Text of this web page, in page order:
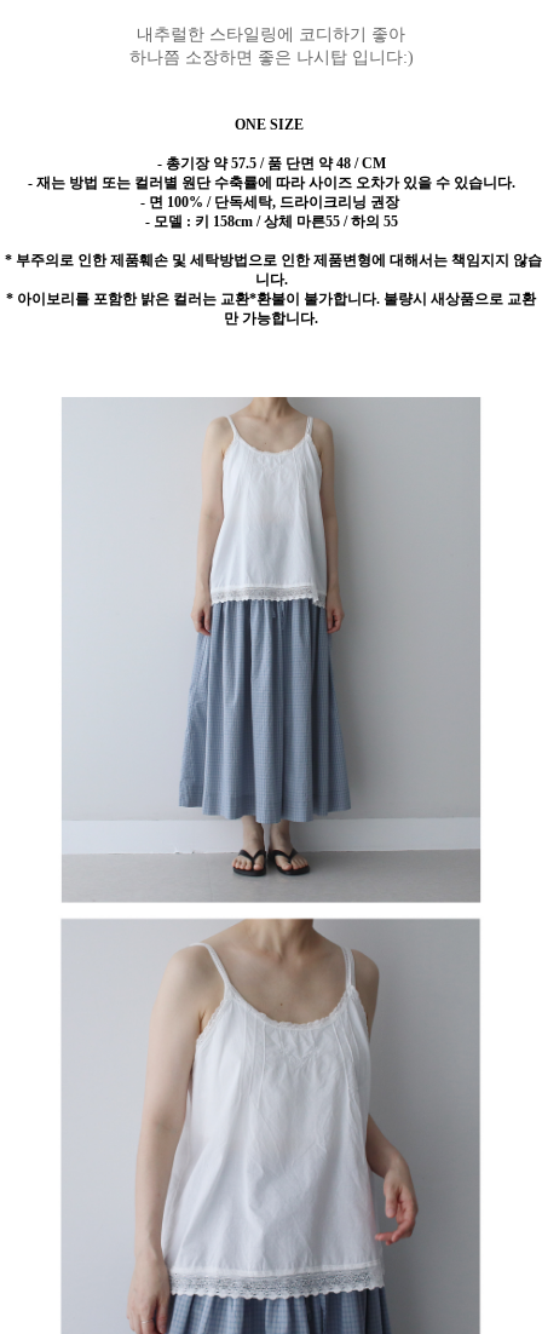
내추럴한 스타일링에 코디하기 좋아
하나쯤 소장하면 좋은 나시탑 입니다:)
ONE SIZE
- 총기장 약 57.5 / 품 단면 약 48 / CM
- 재는 방법 또는 컬러별 원단 수축률에 따라 사이즈 오차가 있을 수 있습니다.
- 면 100% / 단독세탁, 드라이크리닝 권장
- 모델 : 키 158cm / 상체 마른55 / 하의 55
* 부주의로 인한 제품훼손 및 세탁방법으로 인한 제품변형에 대해서는 책임지지 않습
니다.
* 아이보리를 포함한 밝은 컬러는 교환*환불이 불가합니다. 불량시 새상품으로 교환
만 가능합니다.